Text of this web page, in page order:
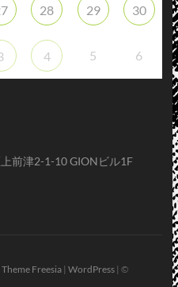
28 29 30
4 5 6
前津2-1-10 GIONビル1F
Theme Freesia| WordPress| ©